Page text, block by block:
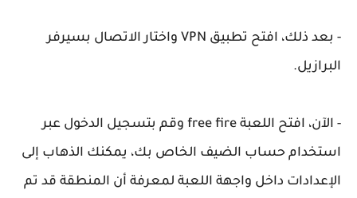
- بعد ذلك، افتح تطبيق VPN واختار الاتصال بسيرفر
البرازيل.
- الآن، افتح اللعبة free fire وقم بتسجيل الدخول عبر
استخدام حساب الضيف الخاص بك، يمكنك الذهاب إلى
الإعدادات داخل واجهة اللعبة لمعرفة أن المنطقة قد تم